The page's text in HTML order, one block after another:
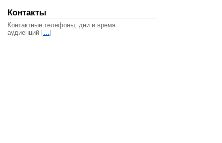
Контакты
Контактные телефоны, дни и время
аудиенций […]